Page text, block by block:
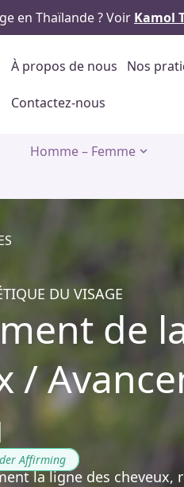
en Thaïlande ? Voir Kamol
À propos de nous Nos
Contactez-nous
Homme – Femme
DU VISAGE
de
/
Affirming
la ligne des